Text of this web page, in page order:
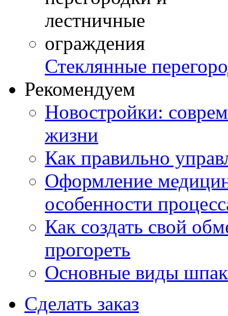
Стеклянные
Рекомендуем
Новостройки:
жизни
Как правильно
Оформление
особенности
Как создать свой
прогореть
Основные виды
Сделать заказ